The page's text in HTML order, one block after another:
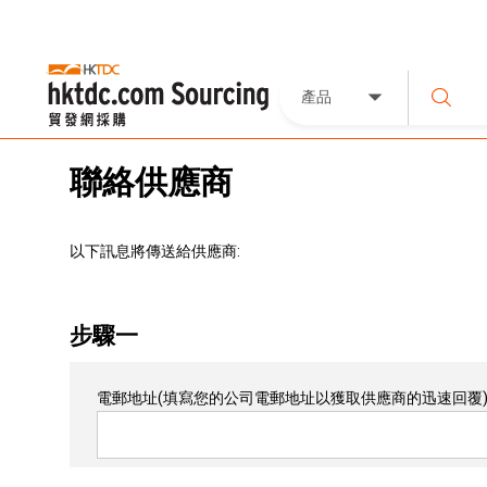
產品
聯絡供應商
以下訊息將傳送給供應商:
步驟一
電郵地址(填寫您的公司電郵地址以獲取供應商的迅速回覆)